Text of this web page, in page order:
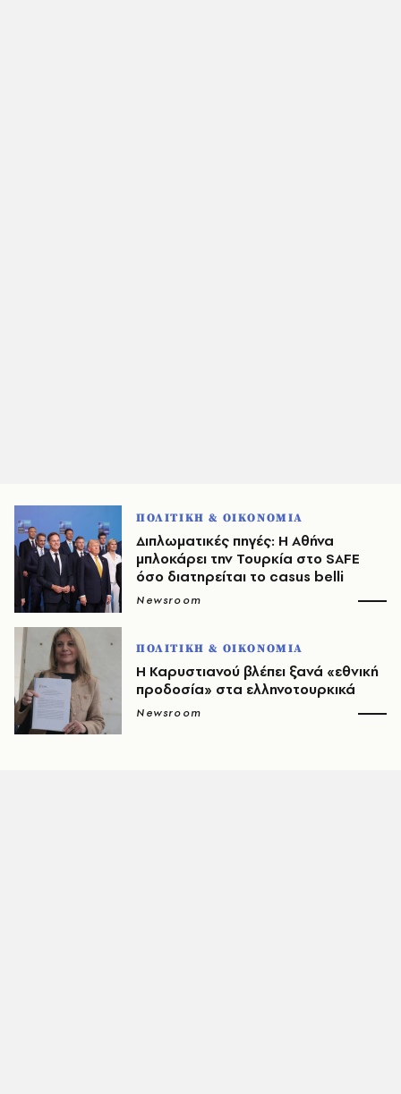
ΠΟΛΙΤΙΚΗ & ΟΙΚΟΝΟΜΙΑ
Διπλωματικές πηγές: Η Αθήνα
μπλοκάρει την Τουρκία στο SAFE
όσο διατηρείται το casus belli
Newsroom
ΠΟΛΙΤΙΚΗ & ΟΙΚΟΝΟΜΙΑ
Η Καρυστιανού βλέπει ξανά «εθνική
προδοσία» στα ελληνοτουρκικά
Newsroom